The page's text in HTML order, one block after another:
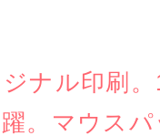
ナル印刷
。マウス